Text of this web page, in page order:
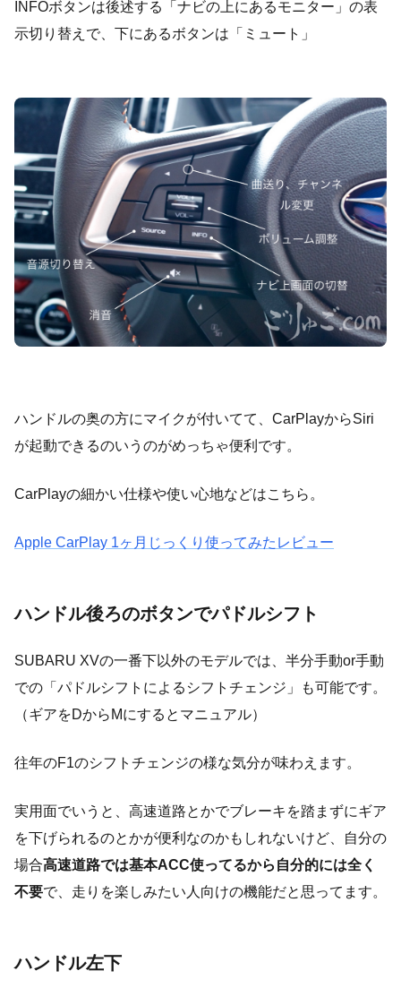
INFOボタンは後述する「ナビの上にあるモニター」の表
示切り替えで、下にあるボタンは「ミュート」
ハンドルの奥の方にマイクが付いてて、CarPlayからSiri
が起動できるのいうのがめっちゃ便利です。
CarPlayの細かい仕様や使い心地などはこちら。
Apple CarPlay 1ヶ月じっくり使ってみたレビュー
ハンドル後ろのボタンでパドルシフト
SUBARU XVの一番下以外のモデルでは、半分手動or手動
での「パドルシフトによるシフトチェンジ」も可能です。
（ギアをDからMにするとマニュアル）
往年のF1のシフトチェンジの様な気分が味わえます。
実用面でいうと、高速道路とかでブレーキを踏まずにギア
を下げられるのとかが便利なのかもしれないけど、自分の
場合高速道路では基本ACC使ってるから自分的には全く
不要で、走りを楽しみたい人向けの機能だと思ってます。
ハンドル左下